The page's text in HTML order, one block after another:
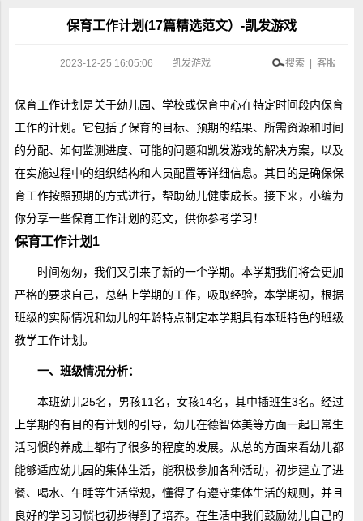
保育工作计划(17篇精选范文）-凯发游戏
2023-12-25 16:05:06 凯发游戏 搜索 | 客服
保育工作计划是关于幼儿园、学校或保育中心在特定时间段内保育
工作的计划。它包括了保育的目标、预期的结果、所需资源和时间
的分配、如何监测进度、可能的问题和凯发游戏的解决方案，以及
在实施过程中的组织结构和人员配置等详细信息。其目的是确保保
育工作按照预期的方式进行，帮助幼儿健康成长。接下来，小编为
你分享一些保育工作计划的范文，供你参考学习！
保育工作计划1
时间匆匆，我们又引来了新的一个学期。本学期我们将会更加
严格的要求自己，总结上学期的工作，吸取经验，本学期初，根据
班级的实际情况和幼儿的年龄特点制定本学期具有本班特色的班级
教学工作计划。
一、班级情况分析：
本班幼儿25名，男孩11名，女孩14名，其中插班生3名。经过
上学期的有目的有计划的引导，幼儿在德智体美等方面一起日常生
活习惯的养成上都有了很多的程度的发展。从总的方面来看幼儿都
能够适应幼儿园的集体生活，能积极参加各种活动，初步建立了进
餐、喝水、午睡等生活常规，懂得了有遵守集体生活的规则，并且
良好的学习习惯也初步得到了培养。在生活中我们鼓励幼儿自己的